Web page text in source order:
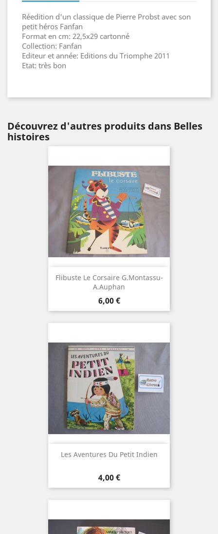
Réedition d'un classique de Pierre Probst avec son
petit héros Fanfan
Format en cm: 22,5x29 cartonné
Collection: Fanfan
Editeur et année: Editions du Triomphe 2011
Etat: très bon
Découvrez d'autres produits dans Belles
histoires
Flibuste Le Corsaire G.Montassu-
A.Auphan
Prix
6,00 €
Les Aventures Du Petit Indien
Prix
4,00 €